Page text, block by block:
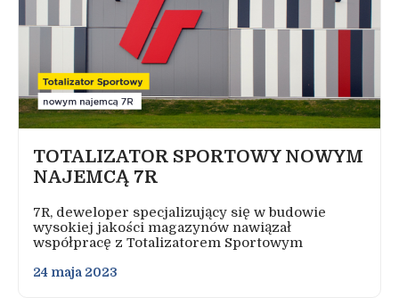
TOTALIZATOR SPORTOWY NOWYM
NAJEMCĄ 7R
7R, deweloper specjalizujący się w budowie
wysokiej jakości magazynów nawiązał
współpracę z Totalizatorem Sportowym
24 maja 2023